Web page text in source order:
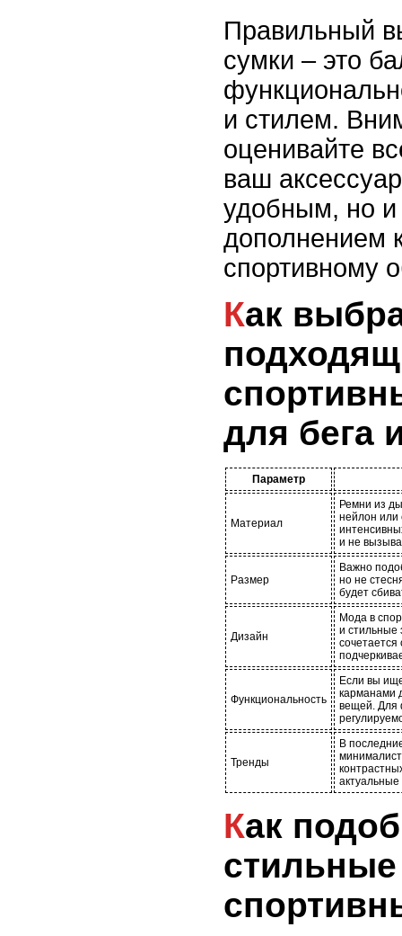
Правильный
сумки – это
и стилем.
оценивайте
ваш
удобным, но
дополнением
спортивному
Как выбрать
для бега
Параметр
Материал
Ремни из
нейлон или
и не
Размер
Важно
но не
будет
Дизайн
Мода в
и стильные
Функциональность
Если вы
карманами
вещей. Для
Тренды
В
Как подобрать